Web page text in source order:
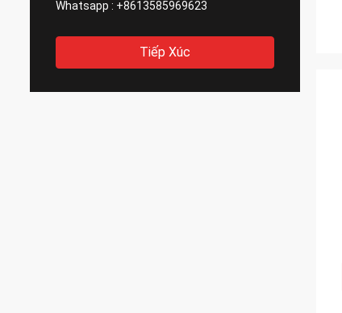
Whatsapp : +8613585969623
Tiếp Xúc